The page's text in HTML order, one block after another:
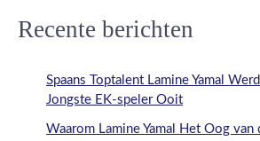
Recente berichten
Spaans Toptalent Lamine Yamal
Jongste EK-speler Ooit
Waarom Lamine Yamal Het Oog